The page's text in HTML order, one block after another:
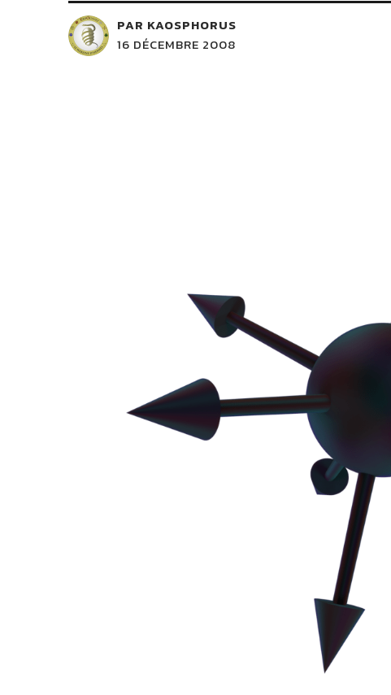
PAR KAOSPHORUS
16 DÉCEMBRE 2008